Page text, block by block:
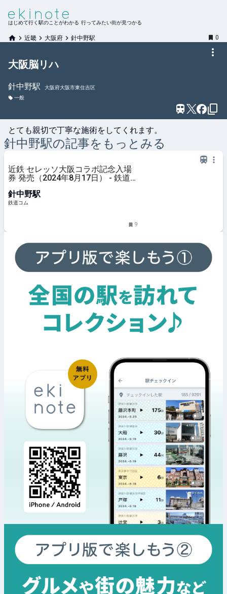
はじめて行く駅のことがわかる 行ってみたい街が見つかる
近畿 大阪府 針中野駅 0
大阪脳リハ
針中野駅
大阪府大阪市東住吉区
一般
とても親切で丁寧な施術をしてくれます。
針中野駅の記事をもっとみる
近鉄 セレッソ大阪コラボ記念入場
券 発売（2024年8月17日） - 鉄道
針中野駅
鉄道コム
9